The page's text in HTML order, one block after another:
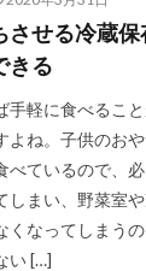
させる冷蔵
きる
手軽に食べるこ
よね。子供のお
べているので、
しまい、野菜室
くなってしまう
い […]